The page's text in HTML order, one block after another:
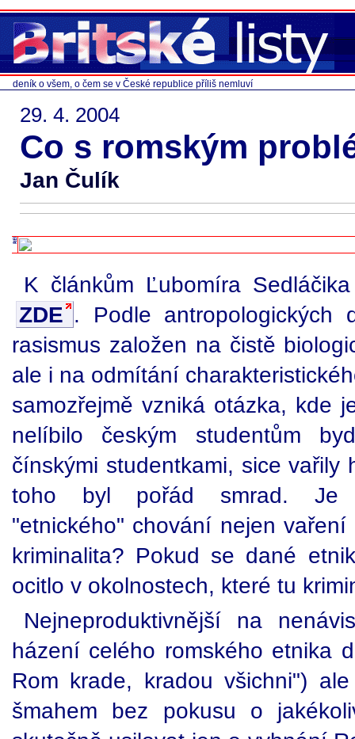
deník o všem, o čem se v České republice příliš nemluví
29. 4. 2004
Co s romským
Jan Čulík
K článkům Ľubomíra
ZDE . Podle antropologických
rasismus založen na čistě
ale i na odmítání
samozřejmě vzniká otázka, kde
nelíbilo českým studentům
čínskými studentkami, sice
toho byl pořád smrad. Je
"etnického" chování nejen
kriminalita? Pokud se dané
ocitlo v okolnostech, které tu
Nejneproduktivnější na
házení celého romského etnika
Rom krade, kradou všichni")
šmahem bez pokusu o